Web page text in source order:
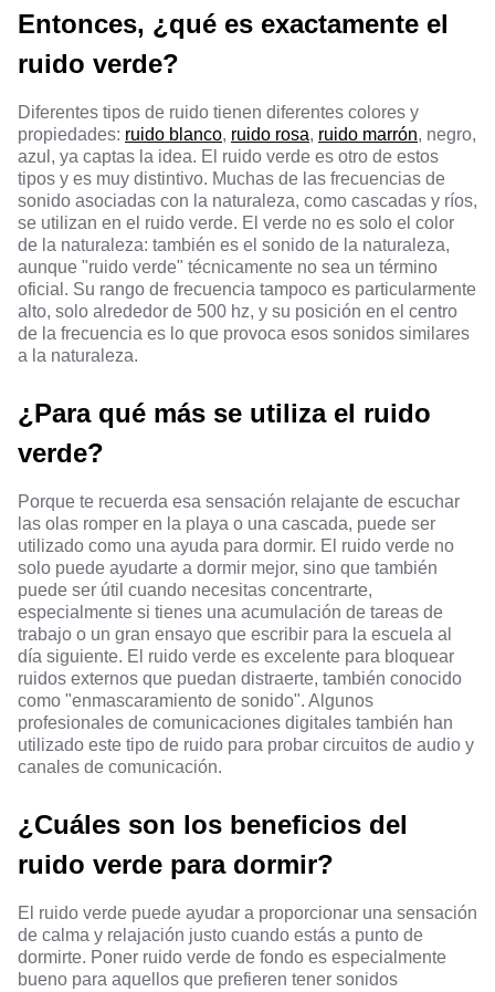
Entonces, ¿qué es exactamente el
ruido verde?
Diferentes tipos de ruido tienen diferentes colores y
propiedades: ruido blanco, ruido rosa, ruido marrón, negro,
azul, ya captas la idea. El ruido verde es otro de estos
tipos y es muy distintivo. Muchas de las frecuencias de
sonido asociadas con la naturaleza, como cascadas y ríos,
se utilizan en el ruido verde. El verde no es solo el color
de la naturaleza: también es el sonido de la naturaleza,
aunque "ruido verde" técnicamente no sea un término
oficial. Su rango de frecuencia tampoco es particularmente
alto, solo alrededor de 500 hz, y su posición en el centro
de la frecuencia es lo que provoca esos sonidos similares
a la naturaleza.
¿Para qué más se utiliza el ruido
verde?
Porque te recuerda esa sensación relajante de escuchar
las olas romper en la playa o una cascada, puede ser
utilizado como una ayuda para dormir. El ruido verde no
solo puede ayudarte a dormir mejor, sino que también
puede ser útil cuando necesitas concentrarte,
especialmente si tienes una acumulación de tareas de
trabajo o un gran ensayo que escribir para la escuela al
día siguiente. El ruido verde es excelente para bloquear
ruidos externos que puedan distraerte, también conocido
como "enmascaramiento de sonido". Algunos
profesionales de comunicaciones digitales también han
utilizado este tipo de ruido para probar circuitos de audio y
canales de comunicación.
¿Cuáles son los beneficios del
ruido verde para dormir?
El ruido verde puede ayudar a proporcionar una sensación
de calma y relajación justo cuando estás a punto de
dormirte. Poner ruido verde de fondo es especialmente
bueno para aquellos que prefieren tener sonidos